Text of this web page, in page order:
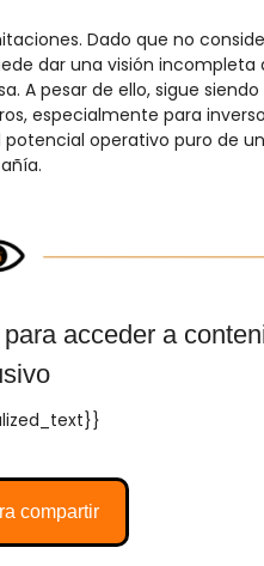
Dado que no
dar una visión incompleta
A pesar de ello, sigue siendo
especialmente para
operativo puro de
acceder a
compartir